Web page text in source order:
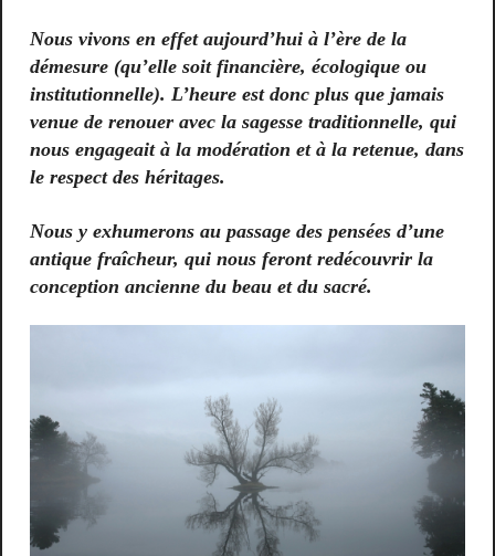
Nous vivons en effet aujourd’hui à l’ère de la
démesure (qu’elle soit financière, écologique ou
institutionnelle). L’heure est donc plus que jamais
venue de renouer avec la sagesse traditionnelle, qui
nous engageait à la modération et à la retenue, dans
le respect des héritages.
Nous y exhumerons au passage des pensées d’une
antique fraîcheur, qui nous feront redécouvrir la
conception ancienne du beau et du sacré.